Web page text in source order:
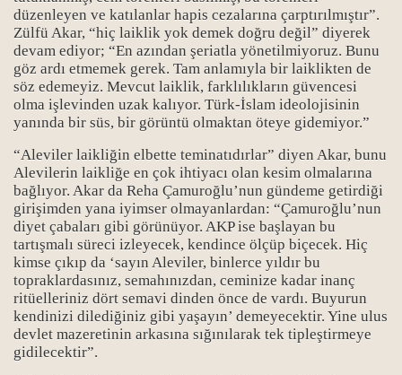
düzenleyen ve katılanlar hapis cezalarına çarptırılmıştır”.
Zülfü Akar, “hiç laiklik yok demek doğru değil” diyerek
devam ediyor; “En azından şeriatla yönetilmiyoruz. Bunu
göz ardı etmemek gerek. Tam anlamıyla bir laiklikten de
söz edemeyiz. Mevcut laiklik, farklılıkların güvencesi
olma işlevinden uzak kalıyor. Türk-İslam ideolojisinin
yanında bir süs, bir görüntü olmaktan öteye gidemiyor.”
“Aleviler laikliğin elbette teminatıdırlar” diyen Akar, bunu
Alevilerin laikliğe en çok ihtiyacı olan kesim olmalarına
bağlıyor. Akar da Reha Çamuroğlu’nun gündeme getirdiği
girişimden yana iyimser olmayanlardan: “Çamuroğlu’nun
diyet çabaları gibi görünüyor. AKP ise başlayan bu
tartışmalı süreci izleyecek, kendince ölçüp biçecek. Hiç
kimse çıkıp da ‘sayın Aleviler, binlerce yıldır bu
topraklardasınız, semahınızdan, ceminize kadar inanç
ritüelleriniz dört semavi dinden önce de vardı. Buyurun
kendinizi dilediğiniz gibi yaşayın’ demeyecektir. Yine ulus
devlet mazeretinin arkasına sığınılarak tek tipleştirmeye
gidilecektir”.
1
2
3
5
6
7